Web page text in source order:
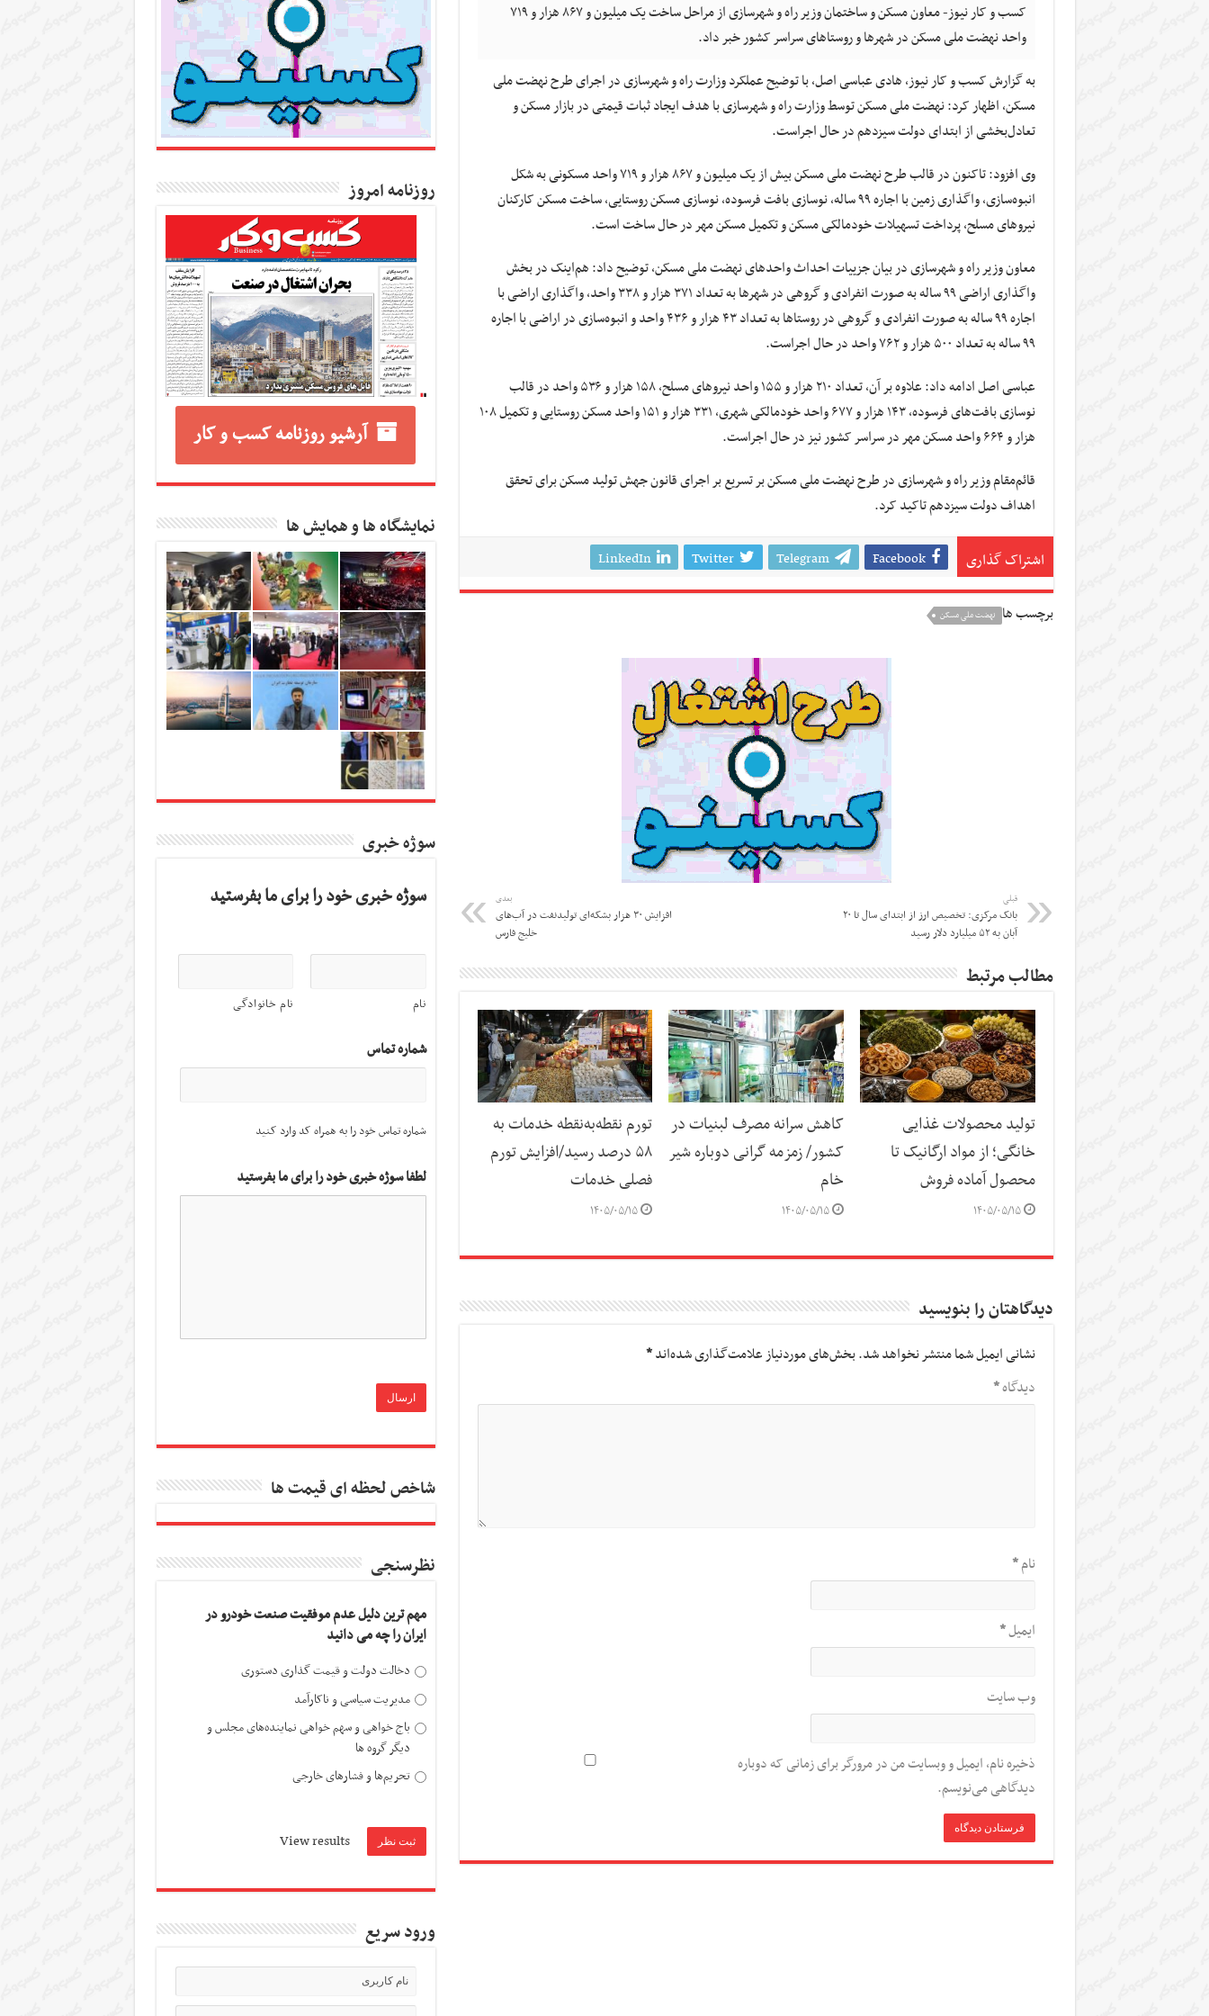
کسب و کار نیوز- معاون مسکن و ساختمان وزیر راه و شهرسازی از مراحل ساخت یک میلیون و ۸۶۷ هزار و ۷۱۹
واحد نهضت ملی مسکن در شهرها و روستاهای سراسر کشور خبر داد.
به گزارش کسب و کار نیوز، هادی عباسی اصل، با توضیح عملکرد وزارت راه و شهرسازی در اجرای طرح نهضت ملی
مسکن، اظهار کرد: نهضت ملی مسکن توسط وزارت راه و شهرسازی با هدف ایجاد ثبات قیمتی در بازار مسکن و
تعادل‌بخشی از ابتدای دولت سیزدهم در حال اجراست.
وی افزود: تاکنون در قالب طرح نهضت ملی مسکن بیش از یک میلیون و ۸۶۷ هزار و ۷۱۹ واحد مسکونی به شکل
انبوه‌سازی، واگذاری زمین با اجاره ۹۹ ساله، نوسازی بافت فرسوده، نوسازی مسکن روستایی، ساخت مسکن کارکنان
نیروهای مسلح، پرداخت تسهیلات خودمالکی مسکن و تکمیل مسکن مهر در حال ساخت است.
معاون وزیر راه و شهرسازی در بیان جزییات احداث واحدهای نهضت ملی مسکن، توضیح داد: هم‌اینک در بخش
واگذاری اراضی ۹۹ ساله به صورت انفرادی و گروهی در شهرها به تعداد ۳۷۱ هزار و ۳۳۸ واحد، واگذاری اراضی با
اجاره ۹۹ ساله به صورت انفرادی و گروهی در روستاها به تعداد ۴۳ هزار و ۴۳۶ واحد و انبوه‌سازی در اراضی با اجاره
۹۹ ساله به تعداد ۵۰۰ هزار و ۷۶۲ واحد در حال اجراست.
عباسی اصل ادامه داد: علاوه بر آن، تعداد ۲۱۰ هزار و ۱۵۵ واحد نیروهای مسلح، ۱۵۸ هزار و ۵۳۶ واحد در قالب
نوسازی بافت‌های فرسوده، ۱۴۳ هزار و ۶۷۷ واحد خودمالکی شهری، ۳۳۱ هزار و ۱۵۱ واحد مسکن روستایی و تکمیل ۱۰۸
هزار و ۶۶۴ واحد مسکن مهر در سراسر کشور نیز در حال اجراست.
قائم‌مقام وزیر راه و شهرسازی در طرح نهضت ملی مسکن بر تسریع بر اجرای قانون جهش تولید مسکن برای تحقق
اهداف دولت سیزدهم تاکید کرد.
اشتراک گذاری Facebook
Telegram
Twitter
LinkedIn
برچسب ها نهضت ملی مسکن
قبلی
بانک مرکزی: تخصیص ارز از ابتدای سال تا ۲۰
آبان به ۵۲ میلیارد دلار رسید
بعدی
افزایش ۳۰ هزار بشکه‌ای تولیدنفت در آب‌های
خلیج فارس
مطالب مرتبط
تولید محصولات غذایی
خانگی؛ از مواد ارگانیک تا
محصول آماده فروش
۱۴۰۵/۰۵/۱۵
کاهش سرانه مصرف لبنیات در
کشور/ زمزمه گرانی دوباره شیر
خام
۱۴۰۵/۰۵/۱۵
تورم نقطه‌به‌نقطه خدمات به
۵۸ درصد رسید/افزایش تورم
فصلی خدمات
۱۴۰۵/۰۵/۱۵
دیدگاهتان را بنویسید
نشانی ایمیل شما منتشر نخواهد شد.بخش‌های موردنیاز علامت‌گذاری شده‌اند*
دیدگاه*
نام*
ایمیل*
وب‌ سایت
ذخیره نام، ایمیل و وبسایت من در مرورگر برای زمانی که دوباره
دیدگاهی می‌نویسم.
روزنامه امروز
آرشیو روزنامه کسب و کار
نمایشگاه ها و همایش ها
سوژه خبری
سوژه خبری خود را برای ما بفرستید
نام نام خانوادگی
شماره تماس
شماره تماس خود را به همراه کد وارد کنید
لطفا سوژه خبری خود را برای ما بفرستید
شاخص لحظه ای قیمت ها
نظرسنجی
مهم ترین دلیل عدم موفقیت صنعت خودرو در
ایران را چه می دانید
دخالت دولت و قیمت گذاری دستوری
مدیریت سیاسی و ناکارآمد
باج خواهی و سهم خواهی نماینده‌های مجلس و
دیگر گروه ها
تحریم‌ها و فشارهای خارجی
View results
ورود سریع